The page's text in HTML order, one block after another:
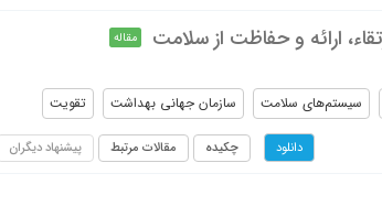
مقاله
سیستم‌های سلامت سازمان جهانی بهداشت تقویت
دانلود چکیده مقالات مرتبط پیشنهاد دیگران